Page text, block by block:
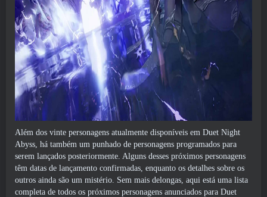
Além dos vinte personagens atualmente disponíveis em Duet Night
Abyss, há também um punhado de personagens programados para
serem lançados posteriormente. Alguns desses próximos personagens
têm datas de lançamento confirmadas, enquanto os detalhes sobre os
outros ainda são um mistério. Sem mais delongas, aqui está uma lista
completa de todos os próximos personagens anunciados para Duet